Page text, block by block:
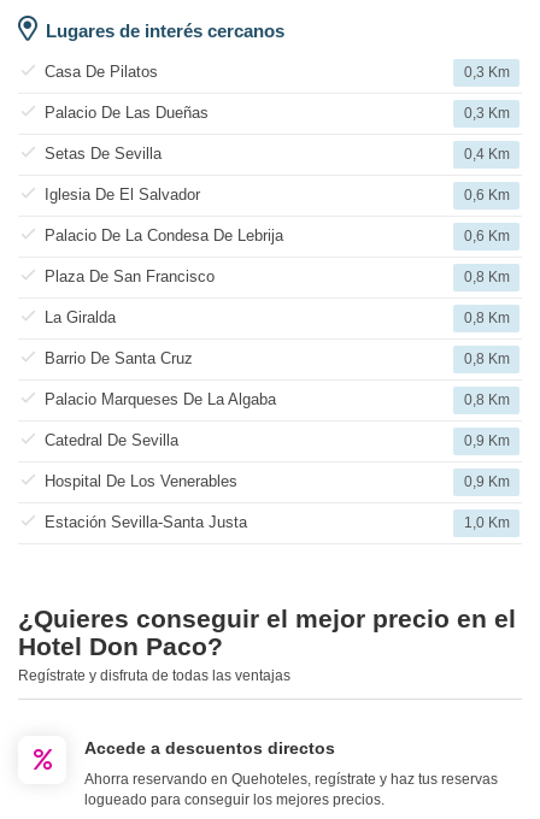
Lugares de interés cercanos
Casa De Pilatos 0,3 Km
Palacio De Las Dueñas 0,3 Km
Setas De Sevilla 0,4 Km
Iglesia De El Salvador 0,6 Km
Palacio De La Condesa De Lebrija 0,6 Km
Plaza De San Francisco 0,8 Km
La Giralda 0,8 Km
Barrio De Santa Cruz 0,8 Km
Palacio Marqueses De La Algaba 0,8 Km
Catedral De Sevilla 0,9 Km
Hospital De Los Venerables 0,9 Km
Estación Sevilla-Santa Justa 1,0 Km
¿Quieres conseguir el mejor precio en el
Hotel Don Paco?
Regístrate y disfruta de todas las ventajas
Accede a descuentos directos
Ahorra reservando en Quehoteles, regístrate y haz tus reservas
logueado para conseguir los mejores precios.